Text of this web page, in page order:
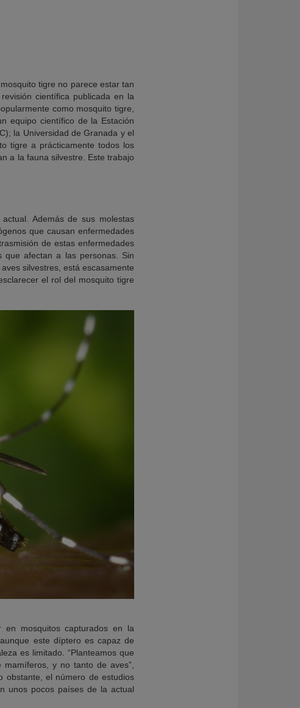
tigre no parece estar tan
científica publicada en la
como mosquito tigre,
equipo científico de la Estación
la Universidad de Granada y el
tigre a prácticamente todos los
a la fauna silvestre. Este trabajo
Además de sus molestas
que causan enfermedades
de estas enfermedades
afectan a las personas. Sin
silvestres, está escasamente
el rol del mosquito tigre
en mosquitos capturados en la
este díptero es capaz de
es limitado. “Planteamos que
y no tanto de aves”,
obstante, el número de estudios
unos pocos países de la actual